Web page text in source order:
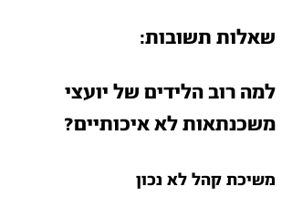
שאלות תשובות:
למה רוב הלידים של יועצי
משכנתאות לא איכותיים?
משיכת קהל לא נכון